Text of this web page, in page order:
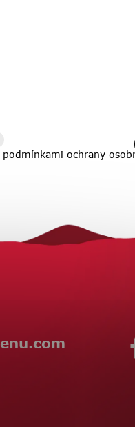
podmínkami ochrany